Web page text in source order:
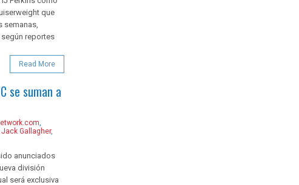
que
semanas,
reportes
Read More
se suman a
Jack Gallagher,
anunciados
división
será exclusiva